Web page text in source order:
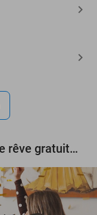
Tentez de gagner un voyage de rêve gratuit d'une valeur de 3.000 € !